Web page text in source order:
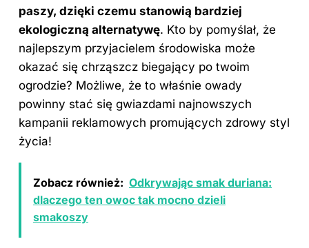
paszy, dzięki czemu stanowią bardziej
ekologiczną alternatywę. Kto by pomyślał, że
najlepszym przyjacielem środowiska może
okazać się chrząszcz biegający po twoim
ogrodzie? Możliwe, że to właśnie owady
powinny stać się gwiazdami najnowszych
kampanii reklamowych promujących zdrowy styl
życia!
Zobacz również: Odkrywając smak duriana:
dlaczego ten owoc tak mocno dzieli
smakoszy